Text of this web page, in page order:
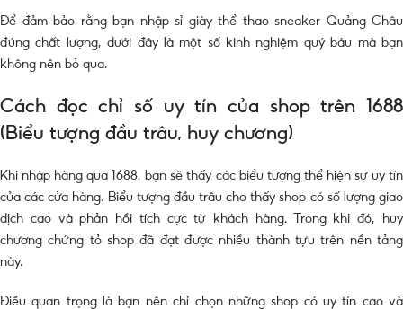
Để đảm bảo rằng bạn nhập sỉ giày thể thao sneaker Quảng Châu
đúng chất lượng, dưới đây là một số kinh nghiệm quý báu mà bạn
không nên bỏ qua.
Cách đọc chỉ số uy tín của shop trên 1688
(Biểu tượng đầu trâu, huy chương)
Khi nhập hàng qua 1688, bạn sẽ thấy các biểu tượng thể hiện sự uy tín
của các cửa hàng. Biểu tượng đầu trâu cho thấy shop có số lượng giao
dịch cao và phản hồi tích cực từ khách hàng. Trong khi đó, huy
chương chứng tỏ shop đã đạt được nhiều thành tựu trên nền tảng
này.
Điều quan trọng là bạn nên chỉ chọn những shop có uy tín cao và